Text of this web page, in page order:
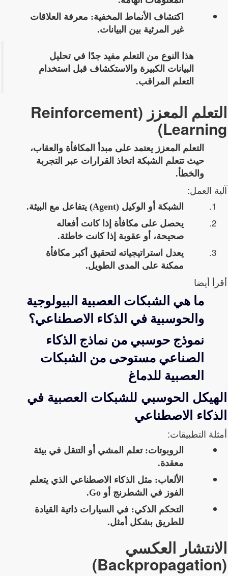
اكتشاف الأنماط المخفية: معرفة العلاقات
غير المرئية بين البيانات.
هذا النوع من التعلم مفيد جدًا فيتحليل
البيانات الكبيرة والاستكشاف قبل استخدام
التعلم المراقب.
التعلم المعزز (Reinforcement
Learning)
التعلم المعزز يعتمد على مبدأ المكافأة والعقاب،
حيث تتعلم الشبكة اتخاذ القرارات عبر التجربة
والخطأ.
آلية العمل:
الشبكة أو الوكيل (Agent) يتفاعل مع البيئة.
يحصل على مكافأة إذا كانت أفعاله
صحيحة، أو عقوبة إذا كانت خاطئة.
يعدل استراتيجياته لتحقيق أكبر مكافأة
ممكنة على المدى الطويل.
أقرأ أيضا
ما هي الشبكات العصبية البيولوجية
والحوسبية في الذكاء الاصطناعي؟
نموذج حوسبي من نماذج الذكاء
الصناعي مستوحى من الشبكات
العصبية للدماغ
الهيكل الحوسبي للشبكات العصبية في
الذكاء الاصطناعي
أمثلة التطبيقات:
الروبوتات: تعلم المشي أو التنقل في بيئة
معقدة.
الألعاب: مثل الذكاء الاصطناعي الذي يتعلم
الفوز في الشطرنج أو Go.
التحكم الذكي: في السيارات ذاتية القيادة
للطريق بشكل أمثل.
الانتشار العكسي
(Backpropagation)